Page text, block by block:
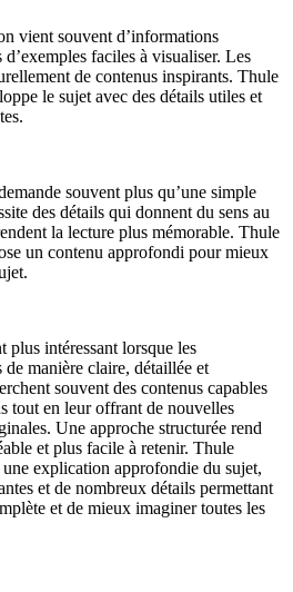
vient souvent d’informations
d’exemples faciles à visualiser. Les
de contenus inspirants. Thule
le sujet avec des détails utiles et
souvent plus qu’une simple
des détails qui donnent du sens au
la lecture plus mémorable. Thule
un contenu approfondi pour mieux
plus intéressant lorsque les
manière claire, détaillée et
souvent des contenus capables
tout en leur offrant de nouvelles
Une approche structurée rend
et plus facile à retenir. Thule
explication approfondie du sujet,
et de nombreux détails permettant
et de mieux imaginer toutes les